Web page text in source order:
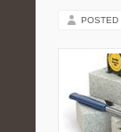
POSTED